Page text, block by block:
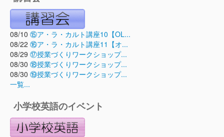
08/10 ⑮ア・ラ・カルト講座10【OL...
08/22 ⑯ア・ラ・カルト講座11【オ...
08/29 ⑰授業づくりワークショップ...
08/30 ⑱授業づくりワークショップ...
08/30 ⑲授業づくりワークショップ...
一覧...
小学校英語のイベント